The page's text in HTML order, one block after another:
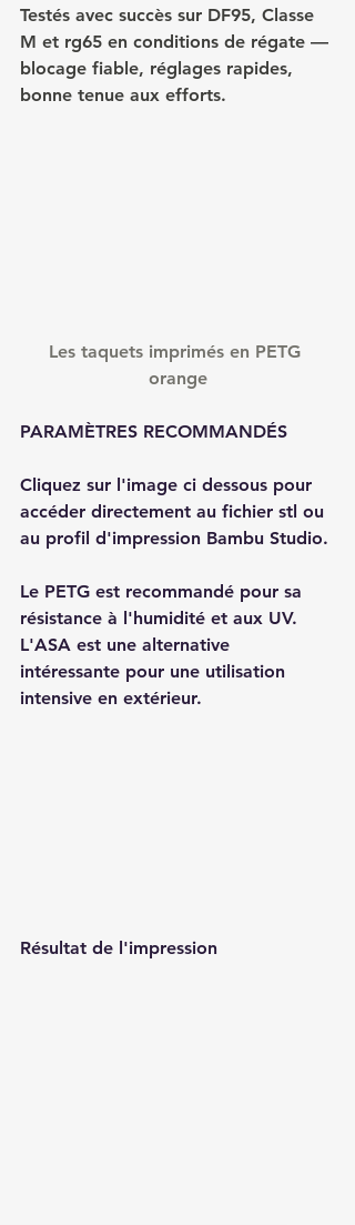
Testés avec succès sur DF95, Classe
M et rg65 en conditions de régate —
blocage fiable, réglages rapides,
bonne tenue aux efforts.
Les taquets imprimés en PETG
orange
PARAMÈTRES RECOMMANDÉS
Cliquez sur l'image ci dessous pour
accéder directement au fichier stl ou
au profil d'impression Bambu Studio.
Le PETG est recommandé pour sa
résistance à l'humidité et aux UV.
L'ASA est une alternative
intéressante pour une utilisation
intensive en extérieur.
Résultat de l'impression